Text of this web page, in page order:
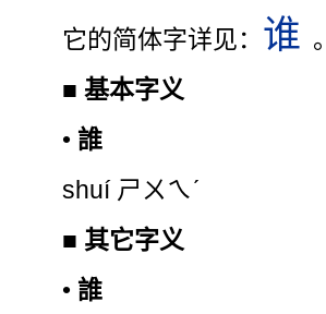
它的简体字详见： 谁 。
■基本字义
• 誰
shuí ㄕㄨㄟˊ
■ 其它字义
• 誰